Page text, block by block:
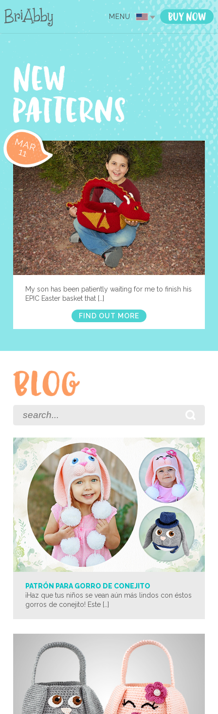
MENU
MAR
11
My son has been patiently waiting for me to finish his
EPIC Easter basket that […]
FIND OUT MORE
PATRÓN PARA GORRO DE CONEJITO
¡Haz que tus niños se vean aún más lindos con éstos
gorros de conejito! Este […]